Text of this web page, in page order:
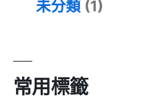
未分類 (1)
常用標籤